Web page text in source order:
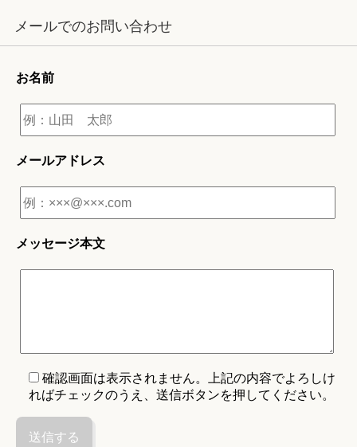
メールでのお問い合わせ
お名前
メールアドレス
メッセージ本文
確認画面は表示されません。上記の内容でよろしけ
ればチェックのうえ、送信ボタンを押してください。